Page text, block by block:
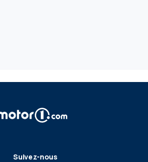
Suivez-nous